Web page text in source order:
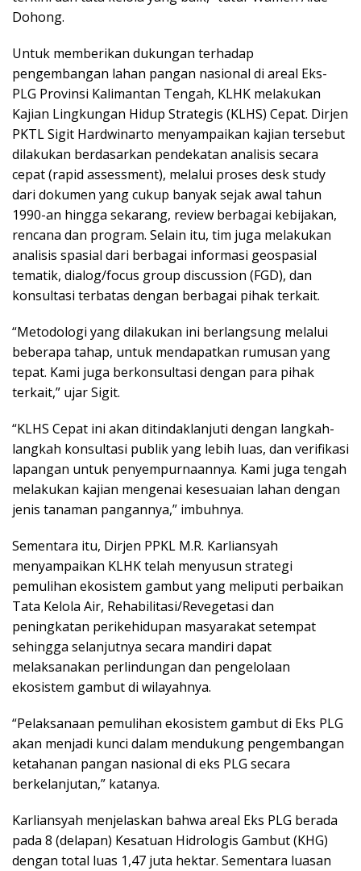
Dohong.
Untuk memberikan dukungan terhadap
pengembangan lahan pangan nasional di areal Eks-
PLG Provinsi Kalimantan Tengah, KLHK melakukan
Kajian Lingkungan Hidup Strategis (KLHS) Cepat. Dirjen
PKTL Sigit Hardwinarto menyampaikan kajian tersebut
dilakukan berdasarkan pendekatan analisis secara
cepat (rapid assessment), melalui proses desk study
dari dokumen yang cukup banyak sejak awal tahun
1990-an hingga sekarang, review berbagai kebijakan,
rencana dan program. Selain itu, tim juga melakukan
analisis spasial dari berbagai informasi geospasial
tematik, dialog/focus group discussion (FGD), dan
konsultasi terbatas dengan berbagai pihak terkait.
“Metodologi yang dilakukan ini berlangsung melalui
beberapa tahap, untuk mendapatkan rumusan yang
tepat. Kami juga berkonsultasi dengan para pihak
terkait,” ujar Sigit.
“KLHS Cepat ini akan ditindaklanjuti dengan langkah-
langkah konsultasi publik yang lebih luas, dan verifikasi
lapangan untuk penyempurnaannya. Kami juga tengah
melakukan kajian mengenai kesesuaian lahan dengan
jenis tanaman pangannya,” imbuhnya.
Sementara itu, Dirjen PPKL M.R. Karliansyah
menyampaikan KLHK telah menyusun strategi
pemulihan ekosistem gambut yang meliputi perbaikan
Tata Kelola Air, Rehabilitasi/Revegetasi dan
peningkatan perikehidupan masyarakat setempat
sehingga selanjutnya secara mandiri dapat
melaksanakan perlindungan dan pengelolaan
ekosistem gambut di wilayahnya.
“Pelaksanaan pemulihan ekosistem gambut di Eks PLG
akan menjadi kunci dalam mendukung pengembangan
ketahanan pangan nasional di eks PLG secara
berkelanjutan,” katanya.
Karliansyah menjelaskan bahwa areal Eks PLG berada
pada 8 (delapan) Kesatuan Hidrologis Gambut (KHG)
dengan total luas 1,47 juta hektar. Sementara luasan